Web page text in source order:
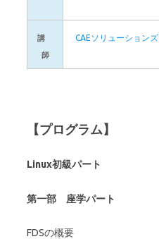
講
師
CAEソリューションズ
【プログラム】
Linux初級パート
第一部 座学パート
FDSの概要